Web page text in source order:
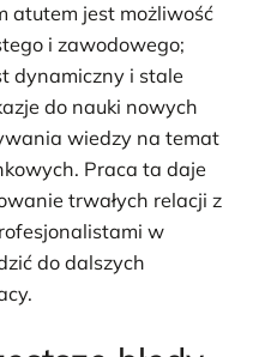
atutem jest możliwość
i zawodowego;
dynamiczny i stale
do nauki nowych
wiedzy na temat
Praca ta daje
trwałych relacji z
w
do dalszych